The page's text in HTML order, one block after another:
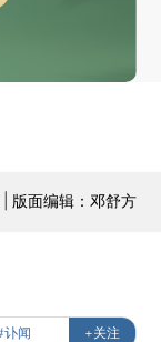
版面编辑：邓舒方
讣闻 +关注